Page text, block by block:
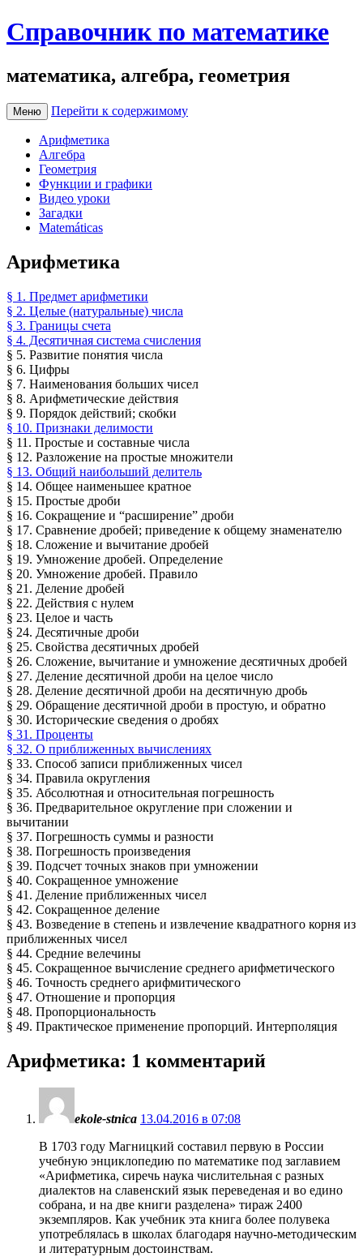
Справочник по математике
математика, алгебра, геометрия
Меню Перейти к содержимому
Арифметика
Алгебра
Геометрия
Функции и графики
Видео уроки
Загадки
Matemáticas
Арифметика
§ 1. Предмет арифметики
§ 2. Целые (натуральные) числа
§ 3. Границы счета
§ 4. Десятичная система счисления
§ 5. Развитие понятия числа
§ 6. Цифры
§ 7. Наименования больших чисел
§ 8. Арифметические действия
§ 9. Порядок действий; скобки
§ 10. Признаки делимости
§ 11. Простые и составные числа
§ 12. Разложение на простые множители
§ 13. Общий наибольший делитель
§ 14. Общее наименьшее кратное
§ 15. Простые дроби
§ 16. Сокращение и “расширение” дроби
§ 17. Сравнение дробей; приведение к общему знаменателю
§ 18. Сложение и вычитание дробей
§ 19. Умножение дробей. Определение
§ 20. Умножение дробей. Правило
§ 21. Деление дробей
§ 22. Действия с нулем
§ 23. Целое и часть
§ 24. Десятичные дроби
§ 25. Свойства десятичных дробей
§ 26. Сложение, вычитание и умножение десятичных дробей
§ 27. Деление десятичной дроби на целое число
§ 28. Деление десятичной дроби на десятичную дробь
§ 29. Обращение десятичной дроби в простую, и обратно
§ 30. Исторические сведения о дробях
§ 31. Проценты
§ 32. О приближенных вычислениях
§ 33. Способ записи приближенных чисел
§ 34. Правила округления
§ 35. Абсолютная и относительная погрешность
§ 36. Предварительное округление при сложении и
вычитании
§ 37. Погрешность суммы и разности
§ 38. Погрешность произведения
§ 39. Подсчет точных знаков при умножении
§ 40. Сокращенное умножение
§ 41. Деление приближенных чисел
§ 42. Сокращенное деление
§ 43. Возведение в степень и извлечение квадратного корня из
приближенных чисел
§ 44. Средние велечины
§ 45. Сокращенное вычисление среднего арифметического
§ 46. Точность среднего арифмитического
§ 47. Отношение и пропорция
§ 48. Пропорциональность
§ 49. Практическое применение пропорций. Интерполяция
Арифметика: 1 комментарий
ekole-stnica 13.04.2016 в 07:08
В 1703 году Магницкий составил первую в России
учебную энциклопедию по математике под заглавием
«Арифметика, сиречь наука числительная с разных
диалектов на славенский язык переведеная и во едино
собрана, и на две книги разделена» тираж 2400
экземпляров. Как учебник эта книга более полувека
употреблялась в школах благодаря научно-методическим
и литературным достоинствам.